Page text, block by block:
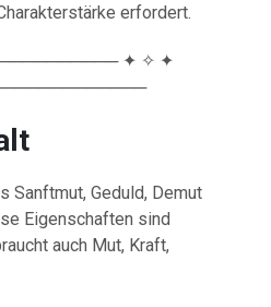
erfordert.
✦ ✧ ✦
Sanftmut, Geduld, Demut
Eigenschaften sind
auch Mut, Kraft,